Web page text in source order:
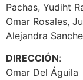
Pachas, Yudiht
Omar Rosales,
Alejandra
DIRECCIÓN:
Omar Del Águila